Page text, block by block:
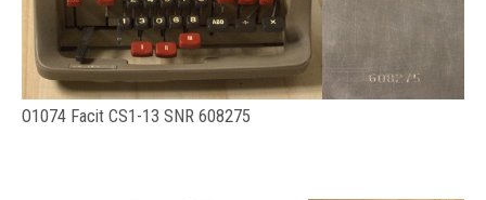
O1074 Facit CS1-13 SNR 608275